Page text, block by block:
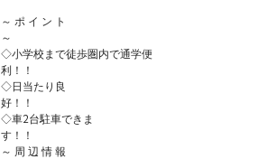
～ ポ イ ン ト
◇小学校まで徒歩圏内で通学便
利
◇日当たり良
好
◇車2台駐車できま
す
～ 周 辺 情 報